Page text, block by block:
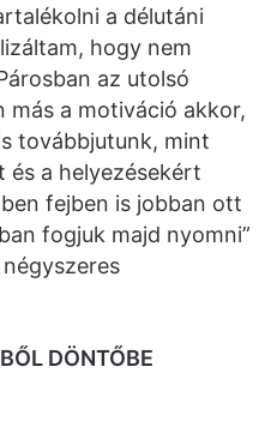
a délutáni
hogy nem
az utolsó
más a motiváció akkor,
továbbjutunk, mint
és a helyezésekért
fejben is jobban ott
fogjuk majd nyomni”
DÖNTŐBE